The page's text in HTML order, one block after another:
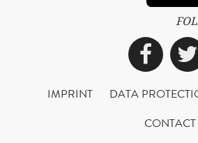
IMPRINT DATA
CONTACT